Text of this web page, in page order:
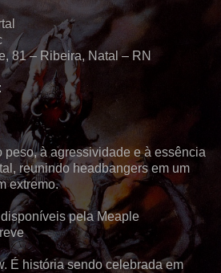
81 – Ribeira, Natal – RN
peso, à agressividade e à essência
reunindo headbangers em um
extremo.
pela Meaple
É história sendo celebrada em